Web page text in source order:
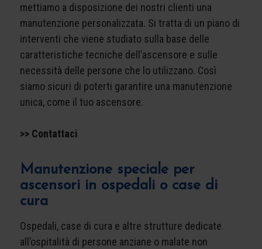
mettiamo a disposizione dei nostri clienti una
manutenzione personalizzata. Si tratta di un piano di
interventi che viene studiato sulla base delle
caratteristiche tecniche dell’ascensore e sulle
necessità delle persone che lo utilizzano. Così
siamo sicuri di poterti garantire una manutenzione
unica, come il tuo ascensore.
>> Contattaci
Manutenzione speciale per
ascensori in ospedali o case di
cura
Ospedali, case di cura e altre strutture dedicate
all’ospitalità di persone anziane o malate non